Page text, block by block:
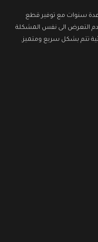
عدة سنوات مع توفير قطع
التعرض الى نفس المشكلة
تتم بشكل سريع ومتميز.